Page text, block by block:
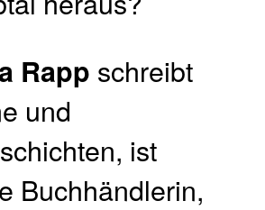
Rapp schreibt
und
ist
Buchhändlerin,